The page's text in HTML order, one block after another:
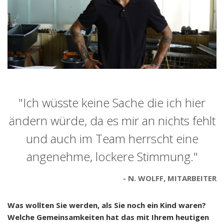
"Ich wüsste keine Sache die ich hier
ändern würde, da es mir an nichts fehlt
und auch im Team herrscht eine
angenehme, lockere Stimmung."
N. WOLFF, MITARBEITER
Was wollten Sie werden, als Sie noch ein Kind waren?
Welche Gemeinsamkeiten hat das mit Ihrem heutigen